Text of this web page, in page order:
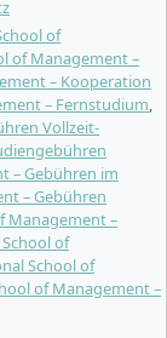
Angebot von
und
bis
und
auf
oder
Online-Lehre
optional oder
of
of Management –
– Kooperation
– Fernstudium,
Vollzeit-
– Gebühren im
– Gebühren
Management –
of
School of
of Management –
Englisch
&
Science (M.Sc.)
Englisch